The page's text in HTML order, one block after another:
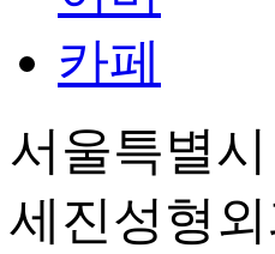
서울특별
세진성형